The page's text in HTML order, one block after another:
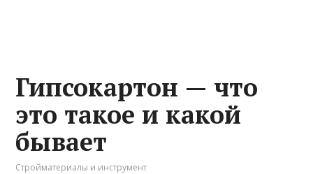
Гипсокартон — что
это такое и какой
бывает
Стройматериалы и инструмент